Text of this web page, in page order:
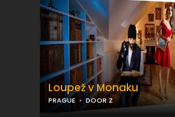
Loupež v Monaku
PRAGUE DOOR Z